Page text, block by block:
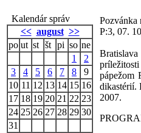
Kalendár správ
<< august >>
po ut st št pi so ne
1
2
3
4 5 6 7 8
9
10 11 12 13 14 15 16
17 18 19 20 21 22 23
24 25 26 27 28 29 30
31
Pozvánka
P:3, 07.
príležitosti
pápežom
dikastérií.
2007.